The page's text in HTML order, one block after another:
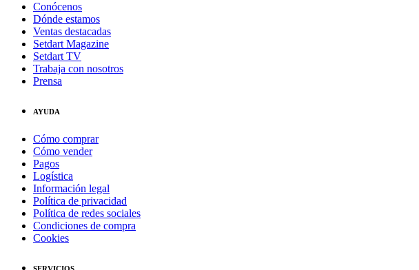
Conócenos
Dónde estamos
Ventas destacadas
Setdart Magazine
Setdart TV
Trabaja con nosotros
Prensa
AYUDA
Cómo comprar
Cómo vender
Pagos
Logística
Información legal
Política de privacidad
Política de redes sociales
Condiciones de compra
Cookies